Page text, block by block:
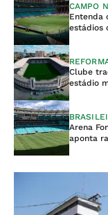
CAMPO
Entenda
estádios
Clube
estádio
Arena
aponta